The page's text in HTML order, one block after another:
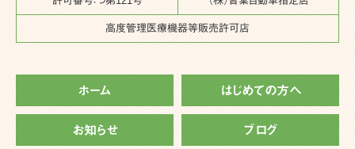
高度管理医療機器等販売許可店
ホーム はじめての方へ
お知らせ ブログ